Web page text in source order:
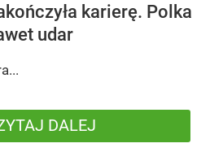
karierę. Polka
udar
DALEJ